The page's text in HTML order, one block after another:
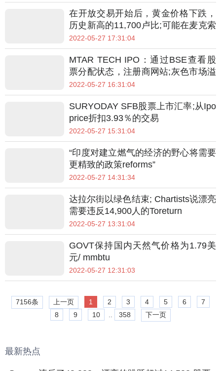
在开放交易开始后，黄金价格下跌，
历史新高的11,700卢比;可能在麦克索
队达到45,200
2022-05-27 17:31:04
MTAR TECH IPO：通过BSE查看股
票分配状态，注册商网站;灰色市场溢
价，列表
2022-05-27 16:31:04
SURYODAY SFB股票上市汇率;从Ipo
price折扣3.93％的交易
2022-05-27 15:31:04
“印度对建立燃气的经济的野心将需要
更精致的政策reforms”
2022-05-27 14:31:34
达拉尔街以绿色结束; Chartists说漂亮
需要违反14,900人的Toreturn
2022-05-27 13:31:04
GOVT保持国内天然气价格为1.79美
元/ mmbtu
2022-05-27 12:31:03
7156条 上一页 1 2 3 4 5 6
7
8
9 10 358 下一页
最新热点